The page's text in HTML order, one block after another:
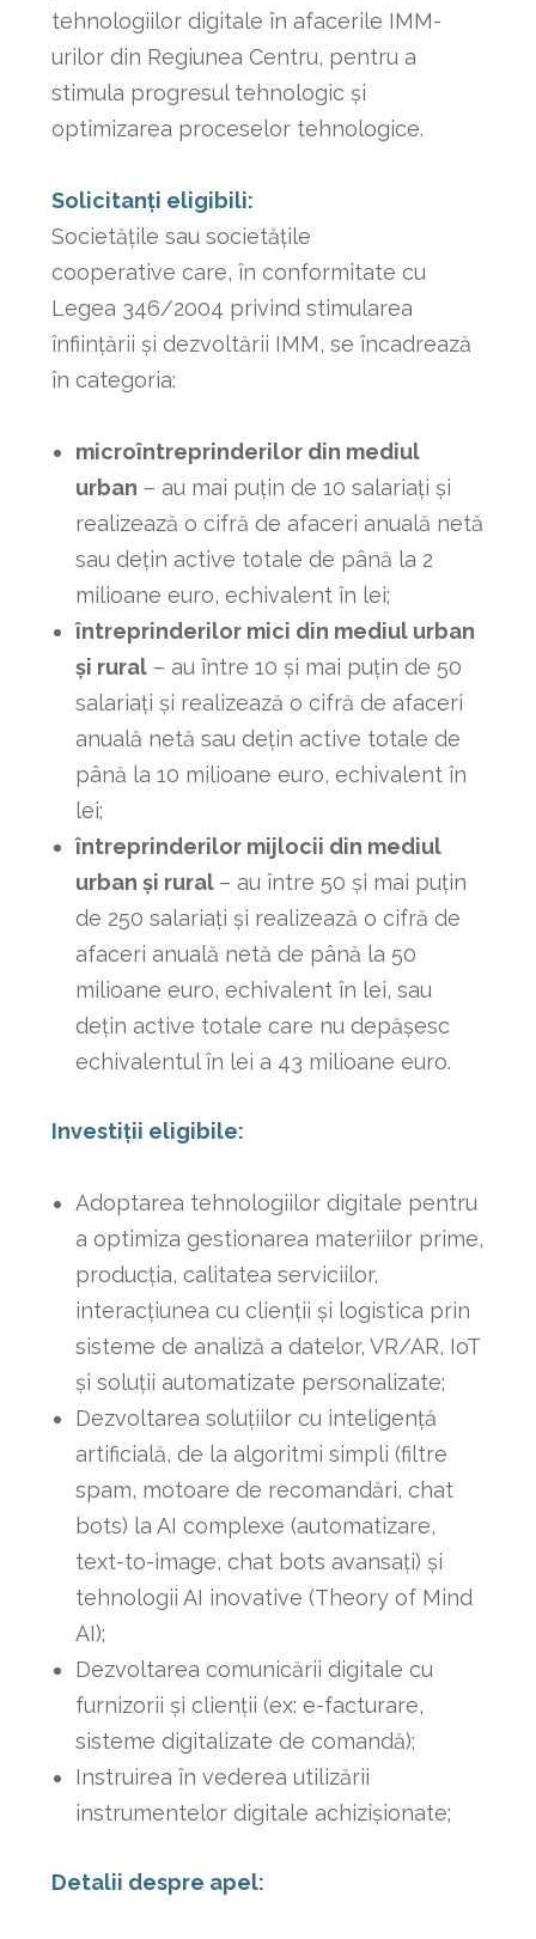
tehnologiilor digitale în afacerile IMM-
urilor din Regiunea Centru, pentru a
stimula progresul tehnologic și
optimizarea proceselor tehnologice.
Solicitanți eligibili:
Societățile sau societățile
cooperative care, în conformitate cu
Legea 346/2004 privind stimularea
înfiinţării şi dezvoltării IMM, se încadrează
în categoria:
microîntreprinderilor din mediul
urban – au mai puțin de 10 salariaţi şi
realizează o cifră de afaceri anuală netă
sau deţin active totale de până la 2
milioane euro, echivalent în lei;
întreprinderilor mici din mediul urban
și rural– au între 10 și mai puțin de 50
salariaţi şi realizează o cifră de afaceri
anuală netă sau deţin active totale de
până la 10 milioane euro, echivalent în
lei;
întreprinderilor mijlocii din mediul
urban și rural – au între 50 și mai puțin
de 250 salariaţi şi realizează o cifră de
afaceri anuală netă de până la 50
milioane euro, echivalent în lei, sau
deţin active totale care nu depăşesc
echivalentul în lei a 43 milioane euro.
Investiții eligibile:
Adoptarea tehnologiilor digitale pentru
a optimiza gestionarea materiilor prime,
producția, calitatea serviciilor,
interacțiunea cu clienții și logistica prin
sisteme de analiză a datelor, VR/AR, IoT
și soluții automatizate personalizate;
Dezvoltarea soluțiilor cu inteligență
artificială, de la algoritmi simpli (filtre
spam, motoare de recomandări, chat
bots) la AI complexe (automatizare,
text-to-image, chat bots avansați) și
tehnologii AI inovative (Theory of Mind
AI);
Dezvoltarea comunicării digitale cu
furnizorii și clienții (ex: e-facturare,
sisteme digitalizate de comandă);
Instruirea în vederea utilizării
instrumentelor digitale achizișionate;
Detalii despre apel: